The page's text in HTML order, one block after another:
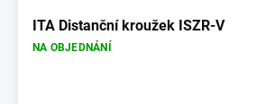
ITA Distanční kroužek ISZR-V
NA OBJEDNÁNÍ